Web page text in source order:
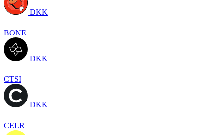
DKK
BONE
DKK
CTSI
DKK
CELR